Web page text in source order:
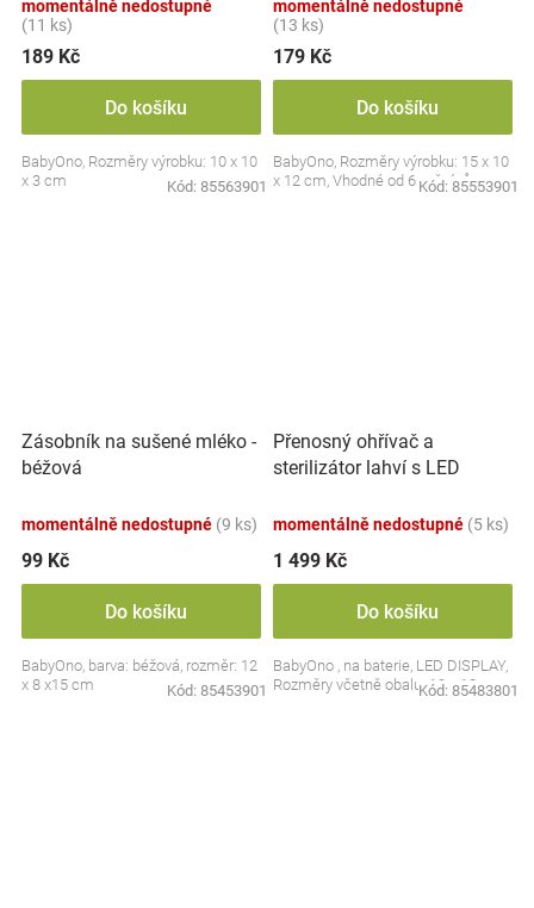
momentálně nedostupné
(11 ks)
189 Kč
Do košíku
BabyOno, Rozměry výrobku: 10 x 10
x 3 cm
Kód: 85563901
momentálně nedostupné
(13 ks)
179 Kč
Do košíku
BabyOno, Rozměry výrobku: 15 x 10
x 12 cm, Vhodné od 6 měsíců
Kód: 85553901
Zásobník na sušené mléko -
béžová
momentálně nedostupné (9 ks)
99 Kč
Do košíku
BabyOno, barva: béžová, rozměr: 12
x 8 x15 cm
Kód: 85453901
Přenosný ohřívač a
sterilizátor lahví s LED
momentálně nedostupné (5 ks)
1 499 Kč
Do košíku
BabyOno , na baterie, LED DISPLAY,
Rozměry včetně obalu: 19 x 13 cm.
Kód: 85483801